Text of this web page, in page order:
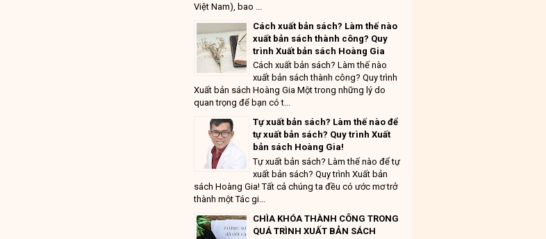
Việt Nam), bao ...
Cách xuất bản sách? Làm thế nào
xuất bản sách thành công? Quy
trình Xuất bản sách Hoàng Gia
Cách xuất bản sách? Làm thế nào
xuất bản sách thành công? Quy trình
Xuất bản sách Hoàng Gia Một trong những lý do
quan trọng để bạn có t...
Tự xuất bản sách? Làm thế nào để
tự xuất bản sách? Quy trình Xuất
bản sách Hoàng Gia!
Tự xuất bản sách? Làm thế nào để tự
xuất bản sách? Quy trình Xuất bản
sách Hoàng Gia! Tất cả chúng ta đều có ước mơ trở
thành một Tác gi...
CHÌA KHÓA THÀNH CÔNG TRONG
QUÁ TRÌNH XUẤT BẢN SÁCH